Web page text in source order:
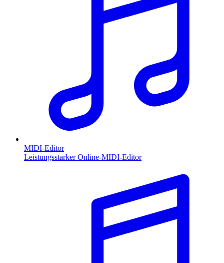
MIDI-Editor
Leistungsstarker Online-MIDI-Editor